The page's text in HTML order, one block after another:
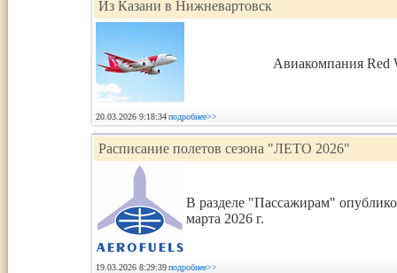
Из Казани в Нижневартовск
Авиакомпания Red
20.03.2026 9:18:34подробнее>>
Расписание полетов сезона "ЛЕТО 2026"
В разделе "Пассажирам"
марта 2026 г.
19.03.2026 8:29:39подробнее>>